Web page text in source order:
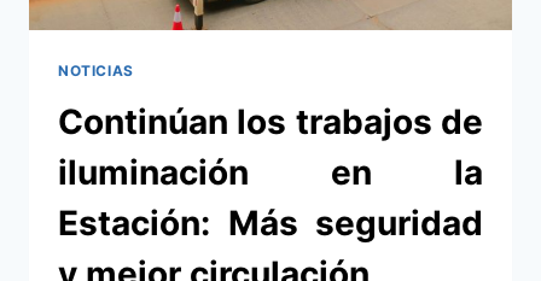
NOTICIAS
Continúan los trabajos de
iluminación en la
Estación: Más seguridad